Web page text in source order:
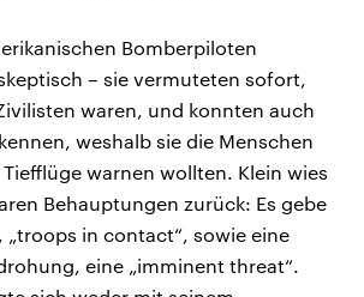
Bomberpiloten
– sie vermuteten sofort,
waren, und konnten auch
weshalb sie die Menschen
warnen wollten. Klein wies
Behauptungen zurück: Es gebe
„troops in contact“, sowie eine
eine „imminent threat“.